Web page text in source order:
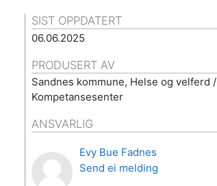
SIST OPPDATERT
06.06.2025
PRODUSERT AV
Sandnes kommune, Helse og velferd /
Kompetansesenter
ANSVARLIG
Evy Bue Fadnes
Send ei melding